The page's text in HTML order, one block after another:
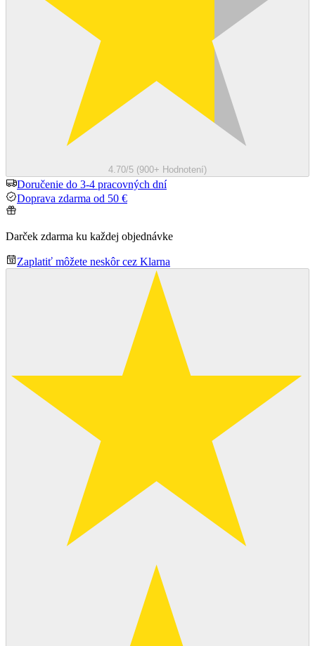
4.70/5 (900+ Hodnotení)
Doručenie do 3-4 pracovných dní
Doprava zdarma od 50 €
Darček zdarma ku každej objednávke
Zaplatiť môžete neskôr cez Klarna